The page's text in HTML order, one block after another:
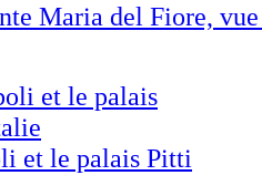
Maria del Fiore,
et le palais Pitti